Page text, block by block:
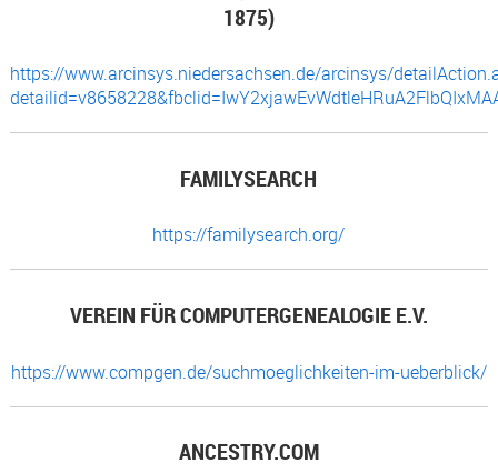
1875)
https://www.arcinsys.niedersachsen.de/arcinsys/
FAMILYSEARCH
https://familysearch.org/
VEREIN FÜR COMPUTERGENEALOGIE E.V.
https://www.compgen.de/suchmoeglichkeiten-im-ueberblick/
ANCESTRY.COM